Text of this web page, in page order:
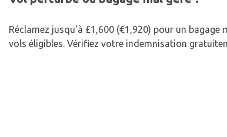
Réclamez jusqu'à £1,600 (€1,920) pour un
vols éligibles. Vérifiez votre indemnisation